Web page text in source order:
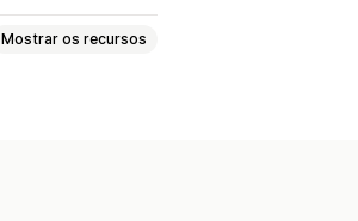
Mostrar os recursos